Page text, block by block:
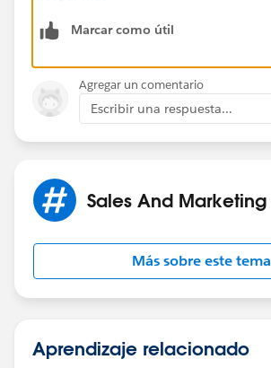
Marcar como útil
Agregar un comentario
Escribir una respuesta...
Sales And Marketing
Más sobre este tema
Aprendizaje relacionado